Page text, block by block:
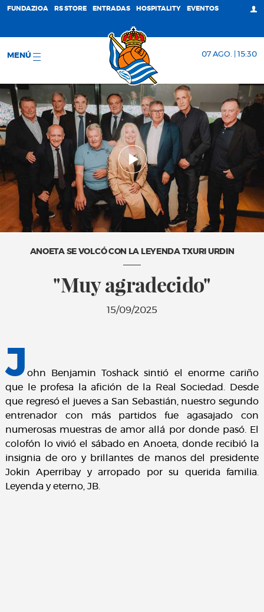
FUNDAZIOA RS STORE ENTRADAS HOSPITALITY EVENTOS
MENÚ 07 AGO. | 15:30
ANOETA SE VOLCÓ CON LA LEYENDA TXURI URDIN
"Muy agradecido"
15/09/2025
J ohn Benjamin Toshack sintió el enorme cariño
que le profesa la afición de la Real Sociedad. Desde
que regresó el jueves a San Sebastián, nuestro segundo
entrenador con más partidos fue agasajado con
numerosas muestras de amor allá por donde pasó. El
colofón lo vivió el sábado en Anoeta, donde recibió la
insignia de oro y brillantes de manos del presidente
Jokin Aperribay y arropado por su querida familia.
Leyenda y eterno, JB.